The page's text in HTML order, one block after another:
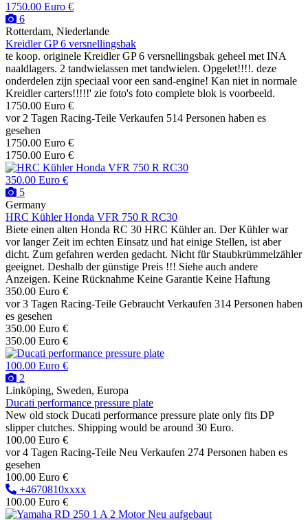
1750.00 Euro €
6
Rotterdam, Niederlande
Kreidler GP 6 versnellingsbak
te koop. originele Kreidler GP 6 versnellingsbak geheel met INA
naaldlagers. 2 tandwielassen met tandwielen. Opgelet!!!!. deze
onderdelen zijn speciaal voor een sand-engine! Kan niet in normale
Kreidler carters!!!!!' zie foto's foto complete blok is voorbeeld.
1750.00 Euro €
vor 2 Tagen Racing-Teile Verkaufen 514 Personen haben es
gesehen
1750.00 Euro €
1750.00 Euro €
350.00 Euro €
5
Germany
HRC Kühler Honda VFR 750 R RC30
Biete einen alten Honda RC 30 HRC Kühler an. Der Kühler war
vor langer Zeit im echten Einsatz und hat einige Stellen, ist aber
dicht. Zum gefahren werden gedacht. Nicht für Staubkrümmelzähler
geeignet. Deshalb der günstige Preis !!! Siehe auch andere
Anzeigen. Keine Rücknahme Keine Garantie Keine Haftung
350.00 Euro €
vor 3 Tagen Racing-Teile Gebraucht Verkaufen 314 Personen haben
es gesehen
350.00 Euro €
350.00 Euro €
100.00 Euro €
2
Linköping, Sweden, Europa
Ducati performance pressure plate
New old stock Ducati performance pressure plate only fits DP
slipper clutches. Shipping would be around 30 Euro.
100.00 Euro €
vor 4 Tagen Racing-Teile Neu Verkaufen 274 Personen haben es
gesehen
100.00 Euro €
+4670810xxxx
100.00 Euro €